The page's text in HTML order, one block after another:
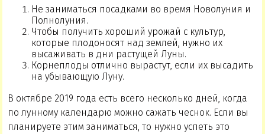
Не заниматься посадками во время Новолуния и
Полнолуния.
Чтобы получить хороший урожай с культур,
которые плодоносят над землей, нужно их
высаживать в дни растущей Луны.
Корнеплоды отлично вырастут, если их высадить
на убывающую Луну.
В октябре 2019 года есть всего несколько дней, когда
по лунному календарю можно сажать чеснок. Если вы
планируете этим заниматься, то нужно успеть это